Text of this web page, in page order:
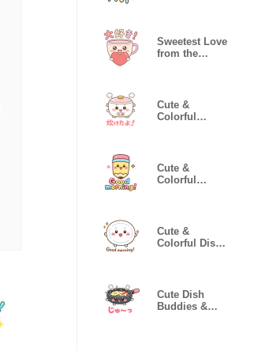
Sweetest Love
from the
Cute &
Colorful
Cute &
Colorful
Cute &
Colorful Dish
Cute Dish
Buddies &